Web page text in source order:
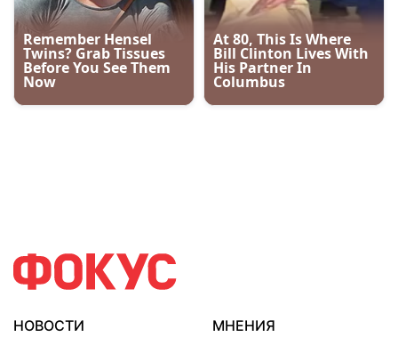
НОВОСТИ
МНЕНИЯ